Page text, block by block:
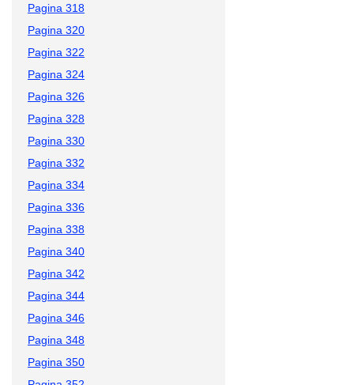
Pagina 318
Pagina 320
Pagina 322
Pagina 324
Pagina 326
Pagina 328
Pagina 330
Pagina 332
Pagina 334
Pagina 336
Pagina 338
Pagina 340
Pagina 342
Pagina 344
Pagina 346
Pagina 348
Pagina 350